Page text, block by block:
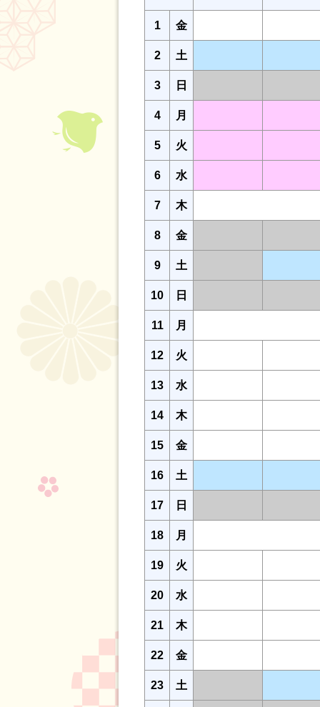
1 金
2 土
3 日
4 月
5 火
6 水
7 木
8 金
9 土
10 日
11 月
12 火
13 水
14 木
15 金
16 土
17 日
18 月
19 火
20 水
21 木
22 金
23 土